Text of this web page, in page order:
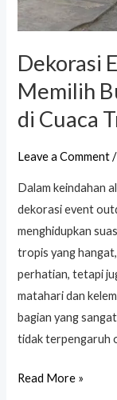
Dekorasi
Memilih
di Cuaca
Leave a Comment /
Dalam keindahan
dekorasi event
menghidupkan
tropis yang
perhatian, tetapi
matahari dan
bagian yang
tidak terpengaruh
Read More »